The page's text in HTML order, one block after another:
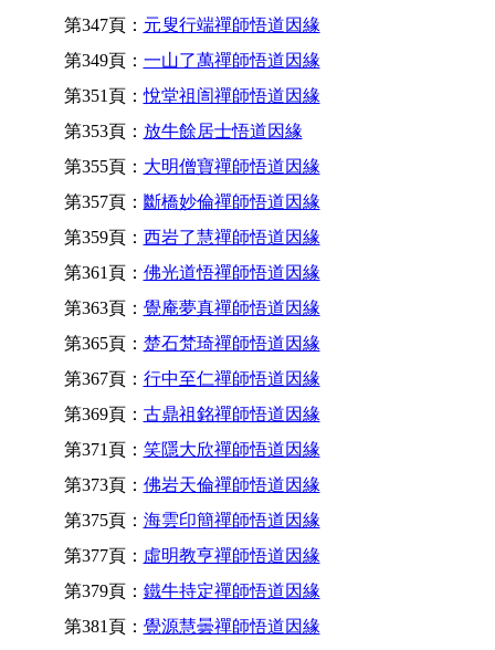
第347頁： 元叟行端禪師悟道因緣
第349頁： 一山了萬禪師悟道因緣
第351頁：悅堂祖訚禪師悟道因緣
第353頁： 放牛餘居士悟道因緣
第355頁： 大明僧寶禪師悟道因緣
第357頁： 斷橋妙倫禪師悟道因緣
第359頁： 西岩了慧禪師悟道因緣
第361頁： 佛光道悟禪師悟道因緣
第363頁： 覺庵夢真禪師悟道因緣
第365頁： 楚石梵琦禪師悟道因緣
第367頁： 行中至仁禪師悟道因緣
第369頁： 古鼎祖銘禪師悟道因緣
第371頁： 笑隱大欣禪師悟道因緣
第373頁： 佛岩天倫禪師悟道因緣
第375頁： 海雲印簡禪師悟道因緣
第377頁： 虛明教亨禪師悟道因緣
第379頁： 鐵牛持定禪師悟道因緣
第381頁： 覺源慧曇禪師悟道因緣